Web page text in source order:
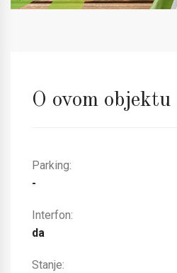
O ovom objektu
Parking:
-
Interfon:
da
Stanje: